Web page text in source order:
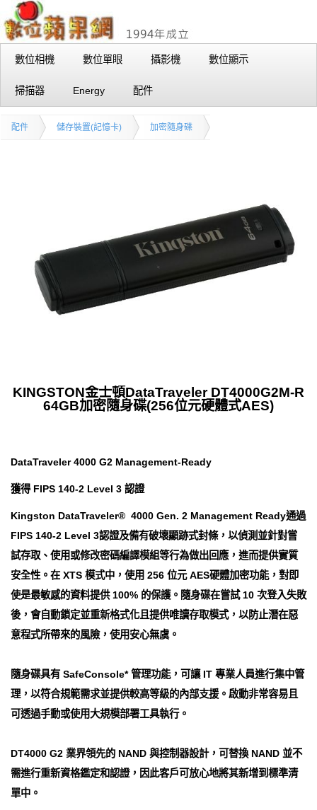
數位相機 數位單眼 攝影機 數位顯示
掃描器 Energy 配件
配件 儲存裝置(記憶卡) 加密隨身碟
KINGSTON金士頓DataTraveler DT4000G2M-R
64GB加密隨身碟(256位元硬體式AES)
DataTraveler 4000 G2 Management-Ready
獲得 FIPS 140-2 Level 3 認證
Kingston DataTraveler® 4000 Gen. 2 Management Ready通過
FIPS 140-2 Level 3認證及備有破壞顯跡式封條，以偵測並針對嘗
試存取、使用或修改密碼編譯模組等行為做出回應，進而提供實質
安全性。在 XTS 模式中，使用 256 位元 AES硬體加密功能，對即
使是最敏感的資料提供 100% 的保護。隨身碟在嘗試 10 次登入失敗
後，會自動鎖定並重新格式化且提供唯讀存取模式，以防止潛在惡
意程式所帶來的風險，使用安心無虞。
隨身碟具有 SafeConsole* 管理功能，可讓 IT 專業人員進行集中管
理，以符合規範需求並提供較高等級的內部支援。啟動非常容易且
可透過手動或使用大規模部署工具執行。
DT4000 G2 業界領先的 NAND 與控制器設計，可替換 NAND 並不
需進行重新資格鑑定和認證，因此客戶可放心地將其新增到標準清
單中。